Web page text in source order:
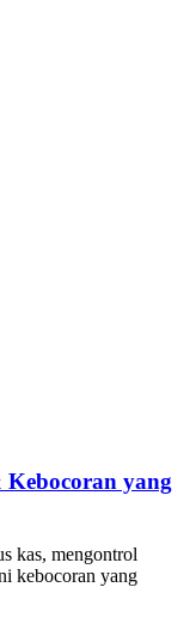
yang
kas, mengontrol
kebocoran yang